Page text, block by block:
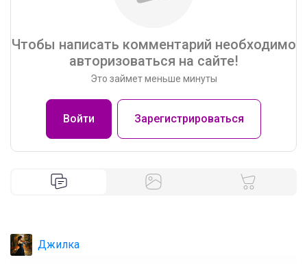
Чтобы написать комментарий необходимо
авторизоваться на сайте!
Это займет меньше минуты
Войти Зарегистрироваться
Джилка